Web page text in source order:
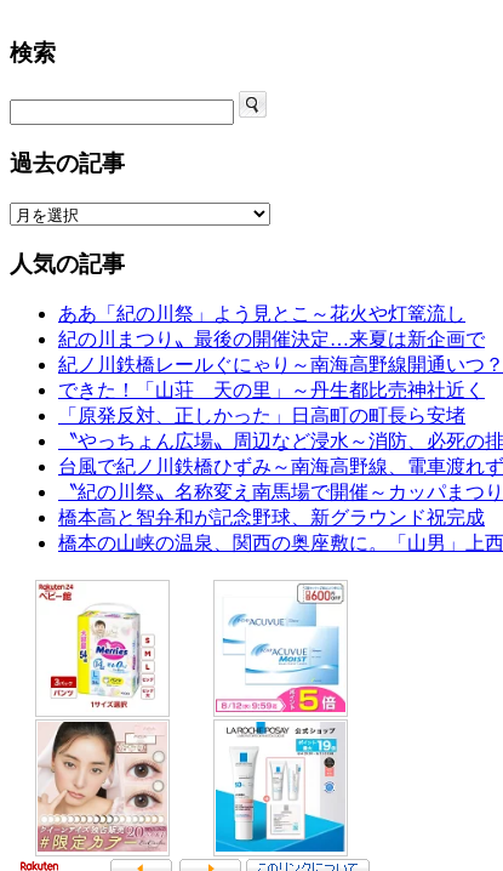
検索
過去の記事
人気の記事
ああ「紀の川祭」よう見とこ～花火や灯篭流し
紀の川まつり〟最後の開催決定…来夏は新企画で
紀ノ川鉄橋レールぐにゃり～南海高野線開通いつ？
できた！「山荘 天の里」～丹生都比売神社近く
「原発反対、正しかった」日高町の町長ら安堵
〝やっちょん広場〟周辺など浸水～消防、必死の
台風で紀ノ川鉄橋ひずみ～南海高野線、電車渡れず
〝紀の川祭〟名称変え南馬場で開催～カッパまつ
橋本高と智弁和が記念野球、新グラウンド祝完成
橋本の山峡の温泉、関西の奥座敷に。「山男」上